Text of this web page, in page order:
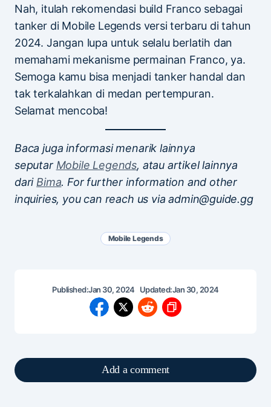
Nah, itulah rekomendasi build Franco sebagai
tanker di Mobile Legends versi terbaru di tahun
2024. Jangan lupa untuk selalu berlatih dan
memahami mekanisme permainan Franco, ya.
Semoga kamu bisa menjadi tanker handal dan
tak terkalahkan di medan pertempuran.
Selamat mencoba!
Baca juga informasi menarik lainnya
seputar Mobile Legends, atau artikel lainnya
dari Bima. For further information and other
inquiries, you can reach us via admin@guide.gg
Mobile Legends
Published:Jan 30, 2024 Updated:Jan 30, 2024
Add a comment